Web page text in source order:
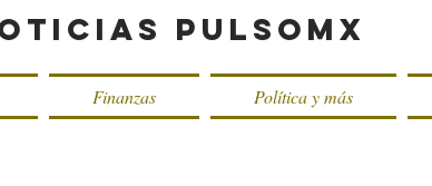
PulsoMX
Finanzas Política y más